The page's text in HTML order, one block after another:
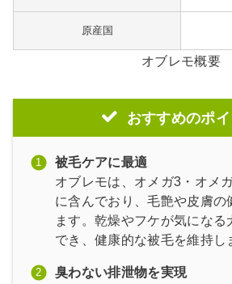
原産国
オブレモ概要
おすすめのポイ
被毛ケアに最適
オブレモは、オメガ3・オメ
に含んでおり、毛艶や皮膚の
ます。乾燥やフケが気になる
でき、健康的な被毛を維持し
臭わない排泄物を実現